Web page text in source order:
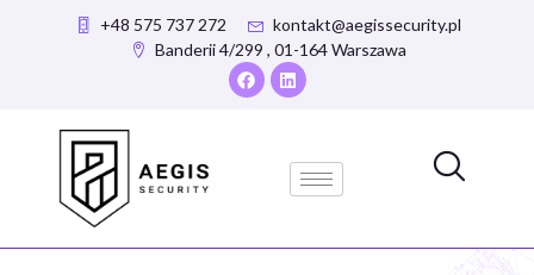
+48 575 737 272
kontakt@aegissecurity.pl
Banderii 4/299 , 01-164 Warszawa